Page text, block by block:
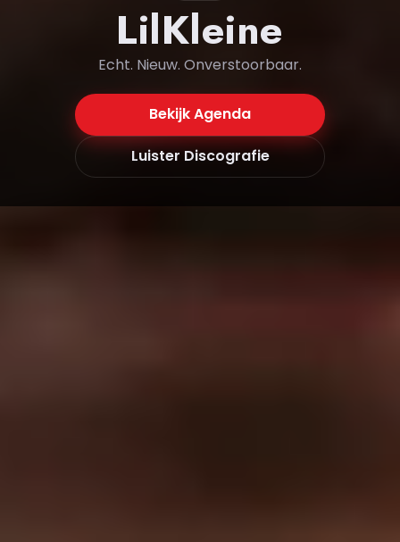
LilKleine
Echt. Nieuw. Onverstoorbaar.
Bekijk Agenda
Luister Discografie